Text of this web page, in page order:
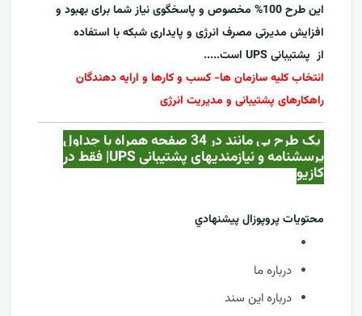
این طرح 100% مخصوص و پاسخگوی نیاز شما برای بهبود و
افزایش مدیرتی مصرف انرژی و پایداری شبکه با استفاده
از پشتیبانی UPS
است.....
انتخاب کلیه سازمان ها- کسب و کارها و ارایه دهندگان
راهکارهای پشتیبانی و مدیریت انرژی
یک طرح بی مانند در 34 صفحه همراه با جداول
پرسشنامه و نیازمندیهای پشتیبانی UPS| فقط در
کازيو
محتويات پروپوزال پيشنهادي
درباره ما
درباره این سند